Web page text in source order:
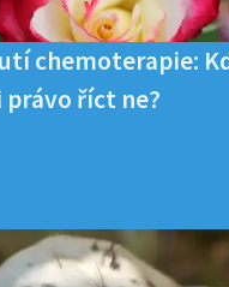
chemoterapie:
říct ne?